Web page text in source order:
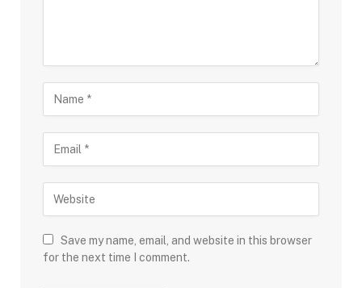
Save my name, email, and website in this browser
for the next time I comment.